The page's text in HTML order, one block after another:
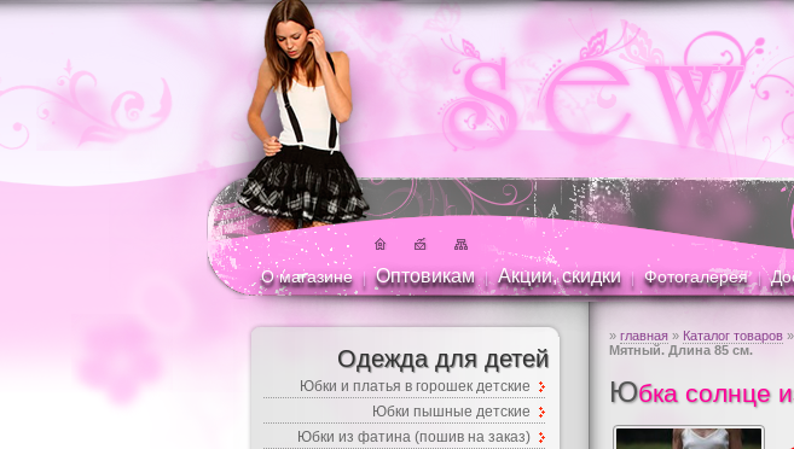
О магазине | Оптовикам | Акции, скидки | Фотогалерея |
» главная » Каталог товаров »
Мятный. Длина 85 см.
Юбка солнце
Одежда для детей
Юбки и платья в горошек детские
Юбки пышные детские
Юбки из фатина (пошив на заказ)